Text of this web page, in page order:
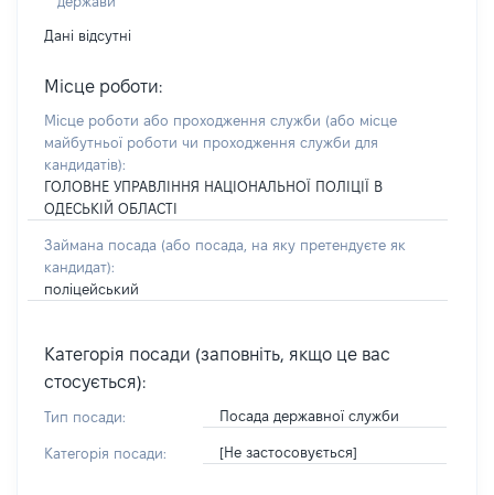
Дані відсутні
Місце роботи:
Місце роботи або проходження служби (або місце
майбутньої роботи чи проходження служби для
кандидатів):
ГОЛОВНЕ УПРАВЛІННЯ НАЦІОНАЛЬНОЇ ПОЛІЦІЇ В
ОДЕСЬКІЙ ОБЛАСТІ
Займана посада (або посада, на яку претендуєте як
кандидат):
поліцейський
Категорія посади (заповніть, якщо це вас
стосується):
Тип посади: Посада державної служби
Категорія посади: [Не застосовується]